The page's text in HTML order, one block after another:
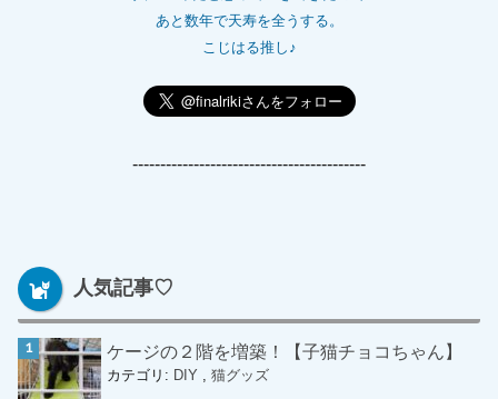
あと数年で天寿を全うする。
こじはる推し♪
------------------------------------------
人気記事♡
ケージの２階を増築！【子猫チョコちゃん】
カテゴリ: DIY ,猫グッズ